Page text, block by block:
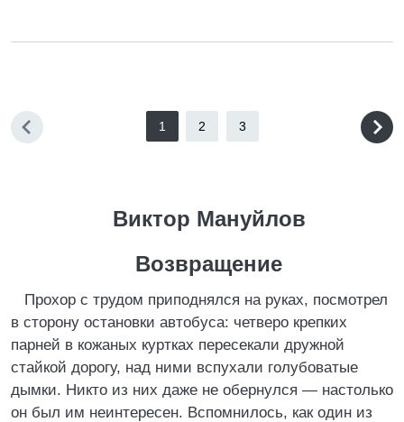
1 2 3
Виктор Мануйлов
Возвращение
Прохор с трудом приподнялся на руках, посмотрел
в сторону остановки автобуса: четверо крепких
парней в кожаных куртках пересекали дружной
стайкой дорогу, над ними вспухали голубоватые
дымки. Никто из них даже не обернулся — настолько
он был им неинтересен. Вспомнилось, как один из